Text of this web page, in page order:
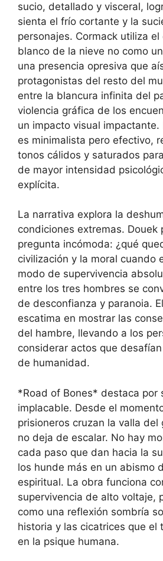
sucio, detallado y visceral,
sienta el frío cortante y la
personajes. Cormack utiliza el
blanco de la nieve no como
una presencia opresiva que
protagonistas del resto del
entre la blancura infinita del
violencia gráfica de los
un impacto visual impactante.
es minimalista pero efectivo,
tonos cálidos y saturados
de mayor intensidad
explícita.
La narrativa explora la
condiciones extremas. Douek
pregunta incómoda: ¿qué
civilización y la moral cuando
modo de supervivencia
entre los tres hombres se
de desconfianza y paranoia.
escatima en mostrar las
del hambre, llevando a los
considerar actos que
de humanidad.
*Road of Bones* destaca por
implacable. Desde el
prisioneros cruzan la valla del
no deja de escalar. No hay
cada paso que dan hacia la
los hunde más en un abismo
espiritual. La obra funciona
supervivencia de alto voltaje,
como una reflexión sombría
historia y las cicatrices que el
en la psique humana.